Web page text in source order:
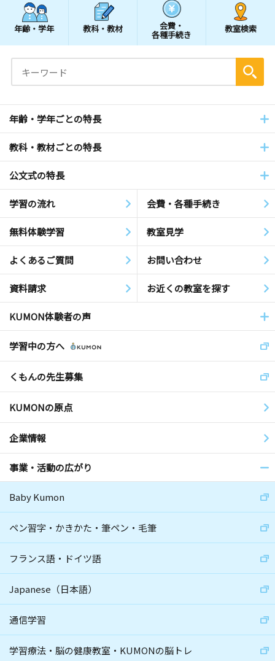
年齢・学年 教科・教材 会費・
各種手続き
教室検索
年齢・学年ごとの特長
教科・教材ごとの特長
公文式の特長
学習の流れ 会費・各種手続き
無料体験学習 教室見学
よくあるご質問 お問い合わせ
資料請求 お近くの教室を探す
KUMON体験者の声
学習中の方へ
くもんの先生募集
KUMONの原点
企業情報
事業・活動の広がり
Baby Kumon
ペン習字・かきかた・筆ペン・毛筆
フランス語・ドイツ語
Japanese（日本語）
通信学習
学習療法・脳の健康教室・KUMONの脳トレ